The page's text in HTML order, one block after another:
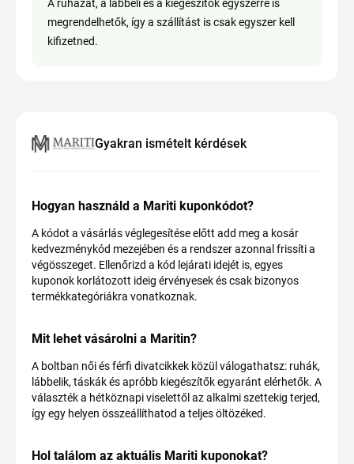
A ruházat, a lábbeli és a kiegészítők egyszerre is
megrendelhetők, így a szállítást is csak egyszer kell
kifizetned.
Gyakran ismételt kérdések
Hogyan használd a Mariti kuponkódot?
A kódot a vásárlás véglegesítése előtt add meg a kosár
kedvezménykód mezejében és a rendszer azonnal frissíti a
végösszeget. Ellenőrizd a kód lejárati idejét is, egyes
kuponok korlátozott ideig érvényesek és csak bizonyos
termékkategóriákra vonatkoznak.
Mit lehet vásárolni a Maritin?
A boltban női és férfi divatcikkek közül válogathatsz: ruhák,
lábbelik, táskák és apróbb kiegészítők egyaránt elérhetők. A
választék a hétköznapi viselettől az alkalmi szettekig terjed,
így egy helyen összeállíthatod a teljes öltözéked.
Hol találom az aktuális Mariti kuponokat?